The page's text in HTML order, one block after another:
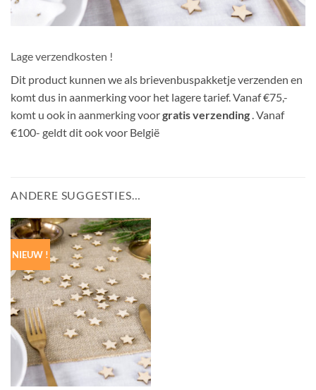
Lage verzendkosten !
Dit product kunnen we als brievenbuspakketje verzenden en
komt dus in aanmerking voor het lagere tarief. Vanaf €75,-
komt u ook in aanmerking voorgratis verzending. Vanaf
€100- geldt dit ook voor België
ANDERE SUGGESTIES…
NIEUW !